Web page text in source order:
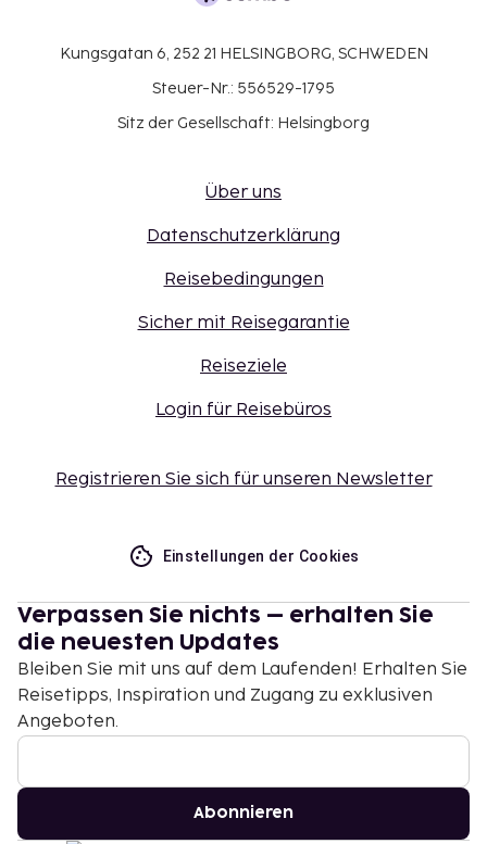
Kungsgatan 6, 252 21 HELSINGBORG, SCHWEDEN
Steuer-Nr.: 556529-1795
Sitz der Gesellschaft: Helsingborg
Über uns
Datenschutzerklärung
Reisebedingungen
Sicher mit Reisegarantie
Reiseziele
Login für Reisebüros
Registrieren Sie sich für unseren Newsletter
Einstellungen der Cookies
Verpassen Sie nichts – erhalten Sie
die neuesten Updates
Bleiben Sie mit uns auf dem Laufenden! Erhalten Sie
Reisetipps, Inspiration und Zugang zu exklusiven
Angeboten.
Abonnieren